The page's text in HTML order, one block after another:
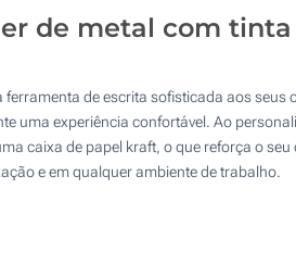
a laser (No corpo)
impressão
Outra :
de metal com
de escrita sofisticada aos
uma experiência confortável. Ao
caixa de papel kraft, o que reforça o
e em qualquer ambiente de trabalho.